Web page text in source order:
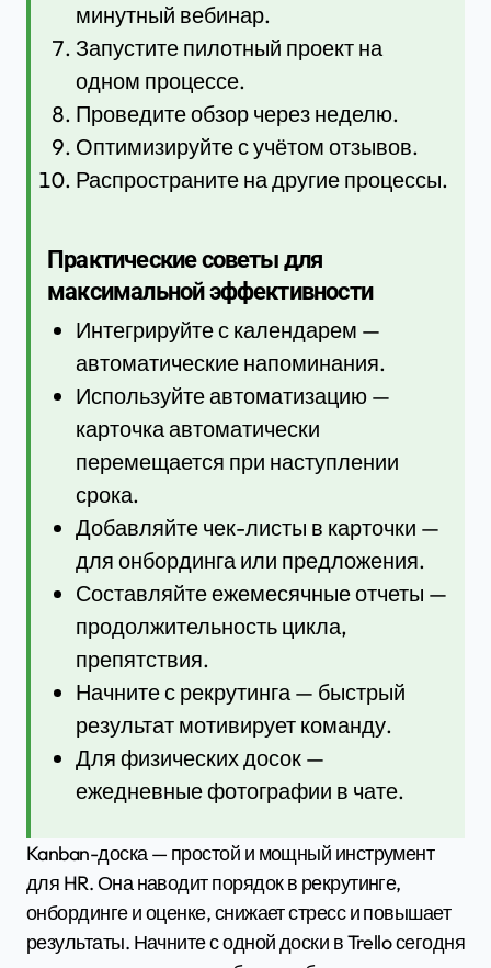
минутный вебинар.
Запустите пилотный проект на
одном процессе.
Проведите обзор через неделю.
Оптимизируйте с учётом отзывов.
Распространите на другие процессы.
Практические советы для
максимальной эффективности
Интегрируйте с календарем —
автоматические напоминания.
Используйте автоматизацию —
карточка автоматически
перемещается при наступлении
срока.
Добавляйте чек-листы в карточки —
для онбординга или предложения.
Составляйте ежемесячные отчеты —
продолжительность цикла,
препятствия.
Начните с рекрутинга — быстрый
результат мотивирует команду.
Для физических досок —
ежедневные фотографии в чате.
Kanban-доска — простой и мощный инструмент
для HR. Она наводит порядок в рекрутинге,
онбординге и оценке, снижает стресс и повышает
результаты. Начните с одной доски в Trello сегодня